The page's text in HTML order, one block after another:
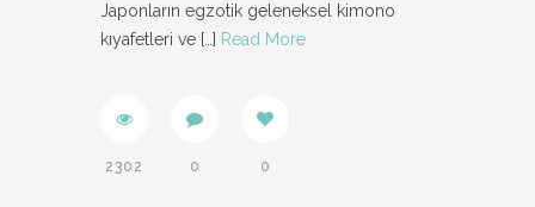
Japonların egzotik geleneksel kimono
kıyafetleri ve […] Read More
2302 0 0